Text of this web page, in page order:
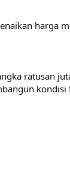
harga
ratusan
kondisi